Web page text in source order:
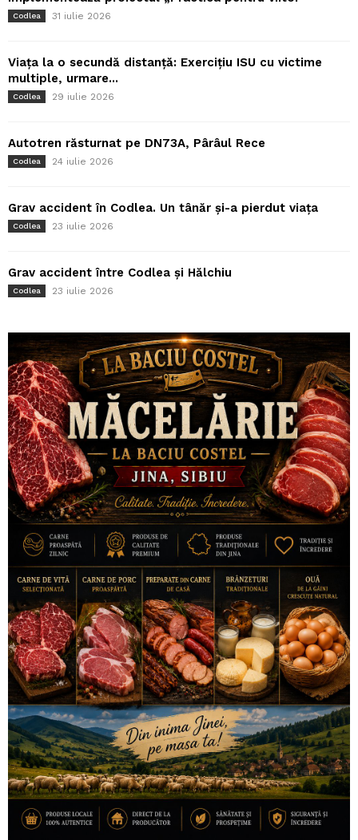
Codlea 31 iulie 2026
Viața la o secundă distanță: Exercițiu ISU cu victime
multiple, urmare...
Codlea 29 iulie 2026
Autotren răsturnat pe DN73A, Pârâul Rece
Codlea 24 iulie 2026
Grav accident în Codlea. Un tânăr și-a pierdut viața
Codlea 23 iulie 2026
Grav accident între Codlea și Hălchiu
Codlea 23 iulie 2026